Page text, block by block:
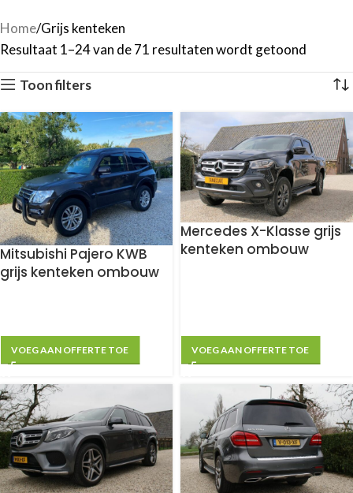
Home Grijs kenteken
Resultaat 1–24 van de 71 resultaten wordt getoond
Toon filters
Mitsubishi Pajero KWB
grijs kenteken ombouw
VOEG AAN OFFERTE TOE
Mercedes X-Klasse grijs
kenteken ombouw
VOEG AAN OFFERTE TOE